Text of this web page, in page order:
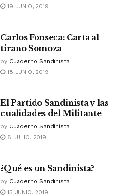
19 JUNIO, 2019
Carlos Fonseca: Carta al
tirano Somoza
by Cuaderno Sandinista
18 JUNIO, 2019
El Partido Sandinista y las
cualidades del Militante
by Cuaderno Sandinista
8 JULIO, 2019
¿Qué es un Sandinista?
by Cuaderno Sandinista
15 JUNIO, 2019